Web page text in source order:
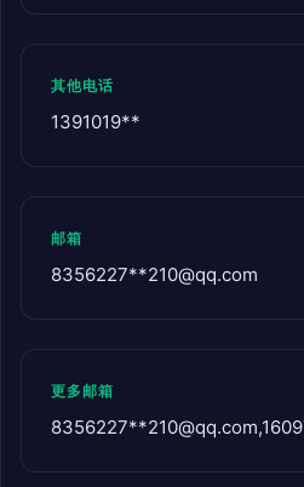
其他电话
1391019**
邮箱
8356227**210@qq.com
更多邮箱
8356227**210@qq.com